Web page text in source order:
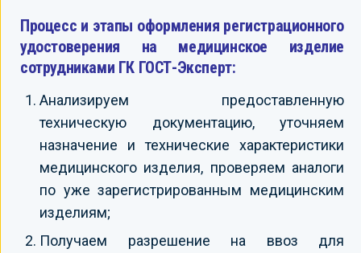
Процесс и этапы оформления регистрационного
удостоверения на медицинское изделие
сотрудниками ГК ГОСТ-Эксперт:
Анализируем предоставленную
техническую документацию, уточняем
назначение и технические характеристики
медицинского изделия, проверяем аналоги
по уже зарегистрированным медицинским
изделиям;
Получаем разрешение на ввоз для